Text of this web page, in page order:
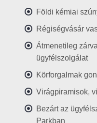
Földi kémiai
Régiségvásár
Átmenetileg
ügyfélszolgálat
Körforgalmak
Virágpiramisok,
Bezárt az
Parkban